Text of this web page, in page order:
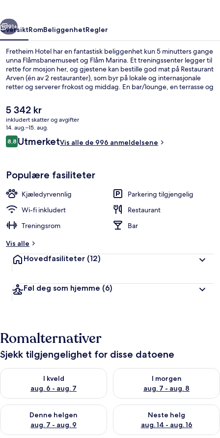
Neste
91+
OversiktRomBeliggenhetRegler
Fretheim Hotel har en fantastisk beliggenhet kun 5 minutters gange
unna Flåmsbanemuseet og Flåm Marina. Et treningssenter legger til
rette for mosjon her, og gjestene kan bestille god mat på Restaurant
Arven (én av 2 restauranter), som byr på lokale og internasjonale
retter og serverer frokost og middag. En bar/lounge, en terrasse og
betjeningen og frokosten får mye skryt fra andre reisende.
Den
nåværende
prisen
er
5 342 kr
5 342 kr
inkludert skatter og avgifter
14. aug.–15. aug.
Anmeldelser
8,88,8 av 10 –
UtmerketVis alle de 996 anmeldelsene
Populære fasiliteter
Kjæledyrvennlig
Parkering tilgjengelig
Wi-fi inkludert
Restaurant
Treningsrom
Bar
Vis alle
Hovedfasiliteter (12)
Føl deg som hjemme (6)
Romalternativer
Sjekk tilgjengelighet for disse datoene
I kveld
aug. 6 - aug. 7
Sjekk tilgjengelighet for i kveld, aug. 6 - aug. 7
I morgen
aug. 7 - aug. 8
Sjekk tilgjengelighet for i
Denne helgen
aug. 7 - aug. 9
Sjekk tilgjengelighet for denne helgen, aug. 7 - aug. 9
Neste helg
aug. 14 - aug. 16
Sjekk tilgjengelighet for neste